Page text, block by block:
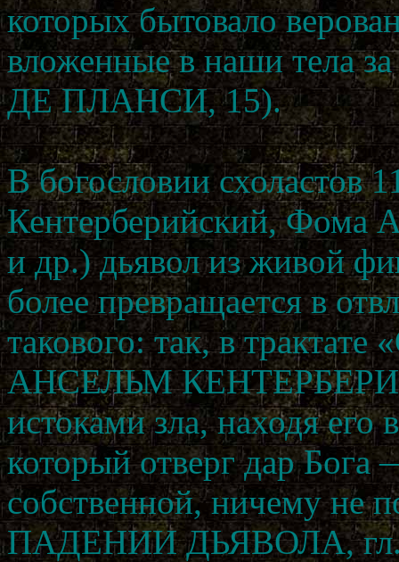
которых бытовало
вложенные в наши тела
ДЕ ПЛАНСИ, 15).
В богословии схоластов
Кентерберийский, Фома
и др.) дьявол из живой
более превращается в
такового: так, в трактате
АНСЕЛЬМ
истоками зла, находя его
который отверг дар Бога
собственной, ничему не
ПАДЕНИИ ДЬЯВОЛА, гл.